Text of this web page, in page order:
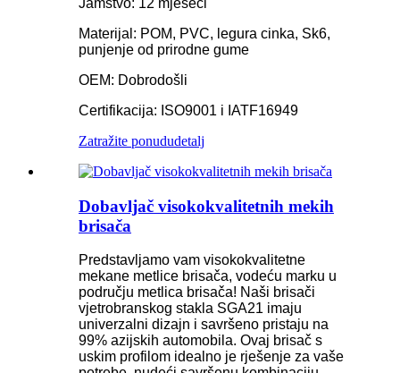
Jamstvo: 12 mjeseci
Materijal: POM, PVC, legura cinka, Sk6,
punjenje od prirodne gume
OEM: Dobrodošli
Certifikacija: ISO9001 i IATF16949
Zatražite ponududetalj
Dobavljač visokokvalitetnih mekih
brisača
Predstavljamo vam visokokvalitetne
mekane metlice brisača, vodeću marku u
području metlica brisača! Naši brisači
vjetrobranskog stakla SGA21 imaju
univerzalni dizajn i savršeno pristaju na
99% azijskih automobila. Ovaj brisač s
uskim profilom idealno je rješenje za vaše